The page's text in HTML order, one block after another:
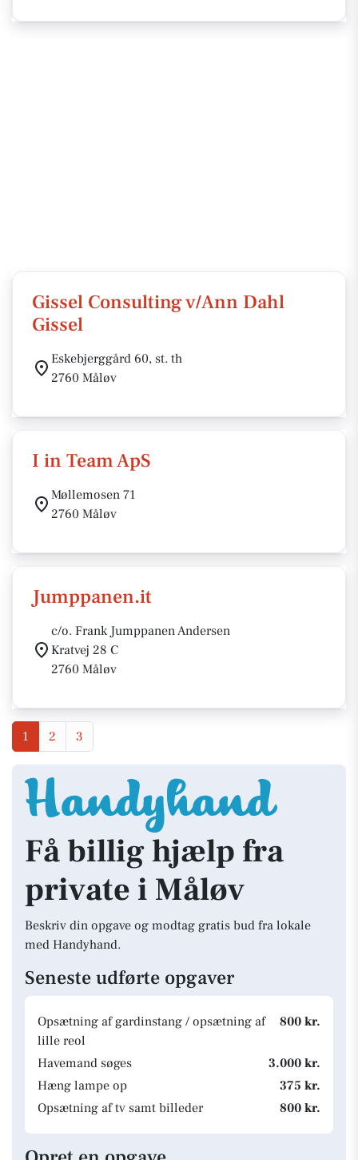
Gissel Consulting v/Ann Dahl
Gissel
Eskebjerggård 60, st. th
2760 Måløv
I in Team ApS
Møllemosen 71
2760 Måløv
Jumppanen.it
c/o. Frank Jumppanen Andersen
Kratvej 28 C
2760 Måløv
1 2 3
Få billig hjælp fra
private i Måløv
Beskriv din opgave og modtag gratis bud fra lokale
med Handyhand.
Seneste udførte opgaver
Opsætning af gardinstang / opsætning af
lille reol
800 kr.
Havemand søges
3.000 kr.
Hæng lampe op
375 kr.
Opsætning af tv samt billeder
800 kr.